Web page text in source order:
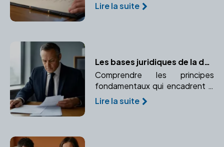
notaire peut vous aider à
Lire la suite
Les bases juridiques de la donation
Comprendre les principes
fondamentaux qui encadrent la
donation selon le droit français.
Lire la suite